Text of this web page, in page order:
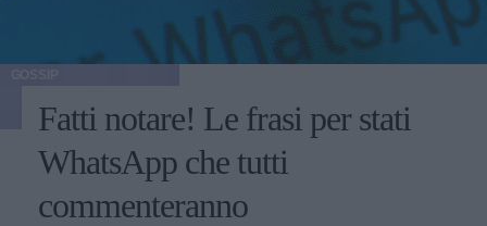
Fatti notare! Le frasi per stati
WhatsApp che tutti
commenteranno